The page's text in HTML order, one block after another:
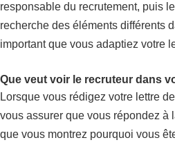
responsable du recrutement, puis
recherche des éléments différents
important que vous adaptiez votre
Que veut voir le recruteur dans
Lorsque vous rédigez votre lettre
vous assurer que vous répondez à
que vous montrez pourquoi vous